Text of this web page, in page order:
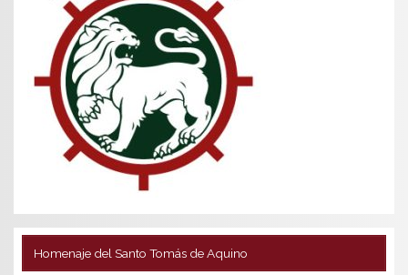
Homenaje del Santo Tomás de Aquino